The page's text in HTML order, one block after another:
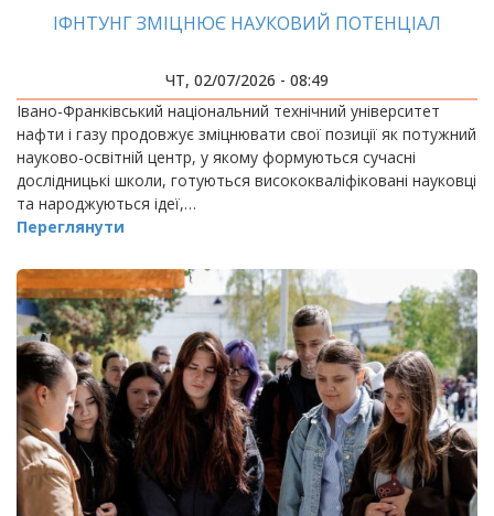
ІФНТУНГ ЗМІЦНЮЄ НАУКОВИЙ ПОТЕНЦІАЛ
ЧТ, 02/07/2026 - 08:49
Івано-Франківський національний технічний університет
нафти і газу продовжує зміцнювати свої позиції як потужний
науково-освітній центр, у якому формуються сучасні
дослідницькі школи, готуються висококваліфіковані науковці
та народжуються ідеї,…
Переглянути